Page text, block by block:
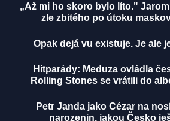
„Až mi ho skoro bylo líto."
zle zbitého po útoku
Opak dejá vu existuje. Je ale
Hitparády: Meduza ovládla
Rolling Stones se vrátili do
Petr Janda jako Cézar na
narozenin, jakou Česko